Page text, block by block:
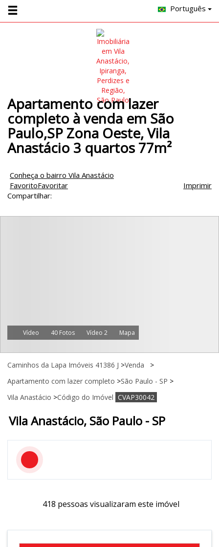
Português
Apartamento com lazer
completo à venda em São
Paulo,SP Zona Oeste, Vila
Anastácio 3 quartos 77m²
Conheça o bairro Vila Anastácio
FavoritoFavoritar
Imprimir
Compartilhar:
Vídeo 40 Fotos Vídeo 2 Mapa
Caminhos da Lapa Imóveis 41386 J >Venda
>
Apartamento com lazer completo >São Paulo - SP >
Vila Anastácio >Código do Imóvel CVAP30042
Vila Anastácio, São Paulo - SP
418 pessoas visualizaram este imóvel